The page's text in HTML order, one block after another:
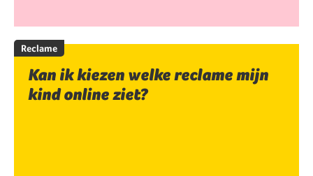
Reclame
Kan ik kiezen welke reclame mijn
kind online ziet?